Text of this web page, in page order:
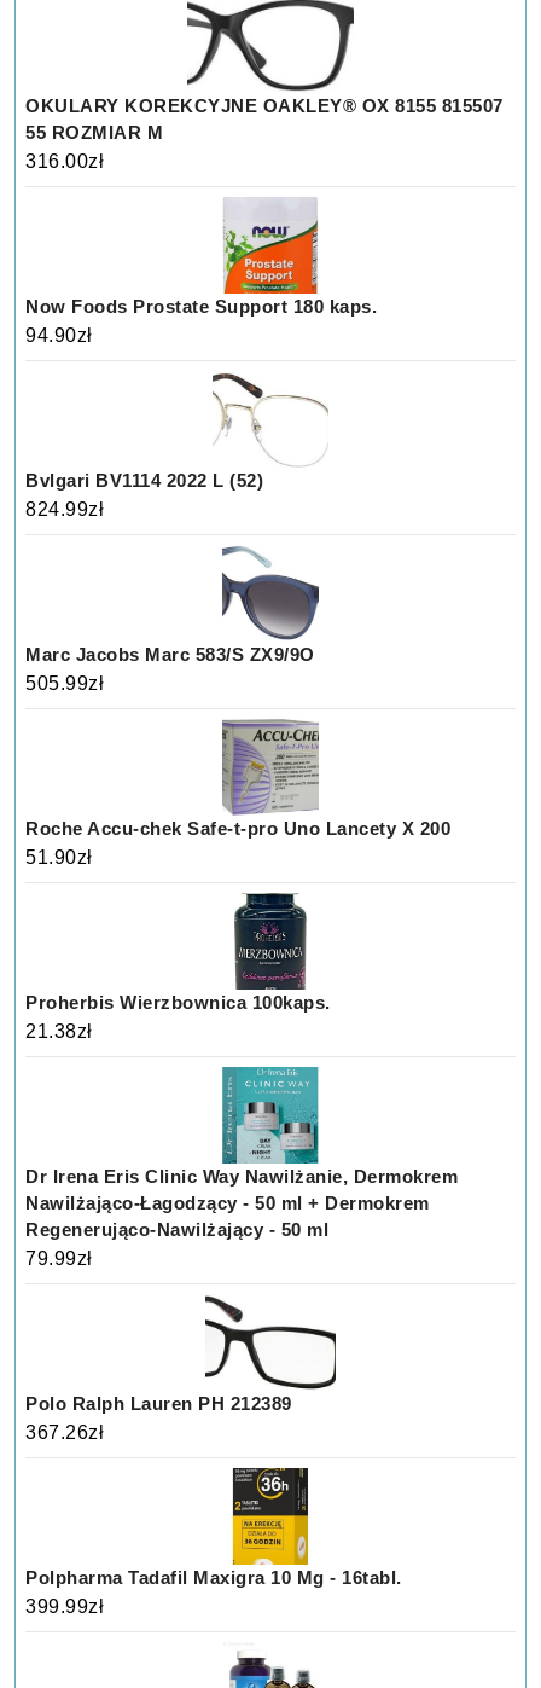
OKULARY KOREKCYJNE OAKLEY® OX 8155 815507
55 ROZMIAR M
316.00zł
Now Foods Prostate Support 180 kaps.
94.90zł
Bvlgari BV1114 2022 L (52)
824.99zł
Marc Jacobs Marc 583/S ZX9/9O
505.99zł
Roche Accu-chek Safe-t-pro Uno Lancety X 200
51.90zł
Proherbis Wierzbownica 100kaps.
21.38zł
Dr Irena Eris Clinic Way Nawilżanie, Dermokrem
Nawilżająco-Łagodzący - 50 ml + Dermokrem
Regenerująco-Nawilżający - 50 ml
79.99zł
Polo Ralph Lauren PH 212389
367.26zł
Polpharma Tadafil Maxigra 10 Mg - 16tabl.
399.99zł